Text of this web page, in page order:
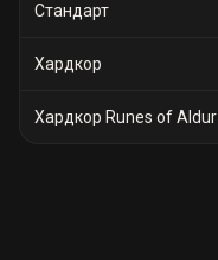
Стандарт
Хардкор
Хардкор Runes of Aldur